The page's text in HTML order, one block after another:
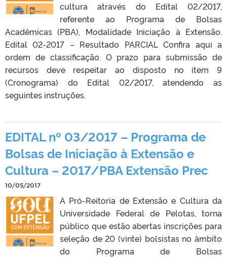
cultura através do Edital 02/2017,
referente ao Programa de Bolsas
Acadêmicas (PBA), Modalidade Iniciação à Extensão.
Edital 02-2017 – Resultado PARCIAL Confira aqui a
ordem de classificação. O prazo para submissão de
recursos deve respeitar ao disposto no item 9
(Cronograma) do Edital 02/2017, atendendo as
seguintes instruções.
EDITAL nº 03/2017 – Programa de
Bolsas de Iniciação à Extensão e
Cultura – 2017/PBA Extensão Prec
10/05/2017
A Pró-Reitoria de Extensão e Cultura da
Universidade Federal de Pelotas, torna
público que estão abertas inscrições para
seleção de 20 (vinte) bolsistas no âmbito
do Programa de Bolsas